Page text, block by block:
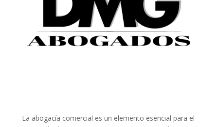
La abogacía comercial es un elemento esencial para el